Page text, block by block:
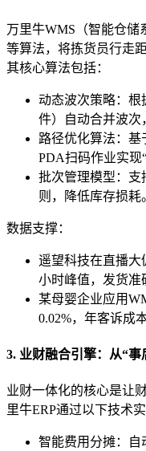
万里牛WMS（智能仓储
等算法，将拣货员行走
其核心算法包括：
动态波次策略：根
件）自动合并波次
路径优化算法：
PDA扫码作业实现
批次管理模型：支
则，降低库存损耗
数据支撑：
遥望科技在直播大
小时峰值，发货准
某母婴企业应用
0.02%，年客诉成
3. 业财融合引擎：从“
业财一体化的核心是让
里牛ERP通过以下技术
智能费用分摊：自